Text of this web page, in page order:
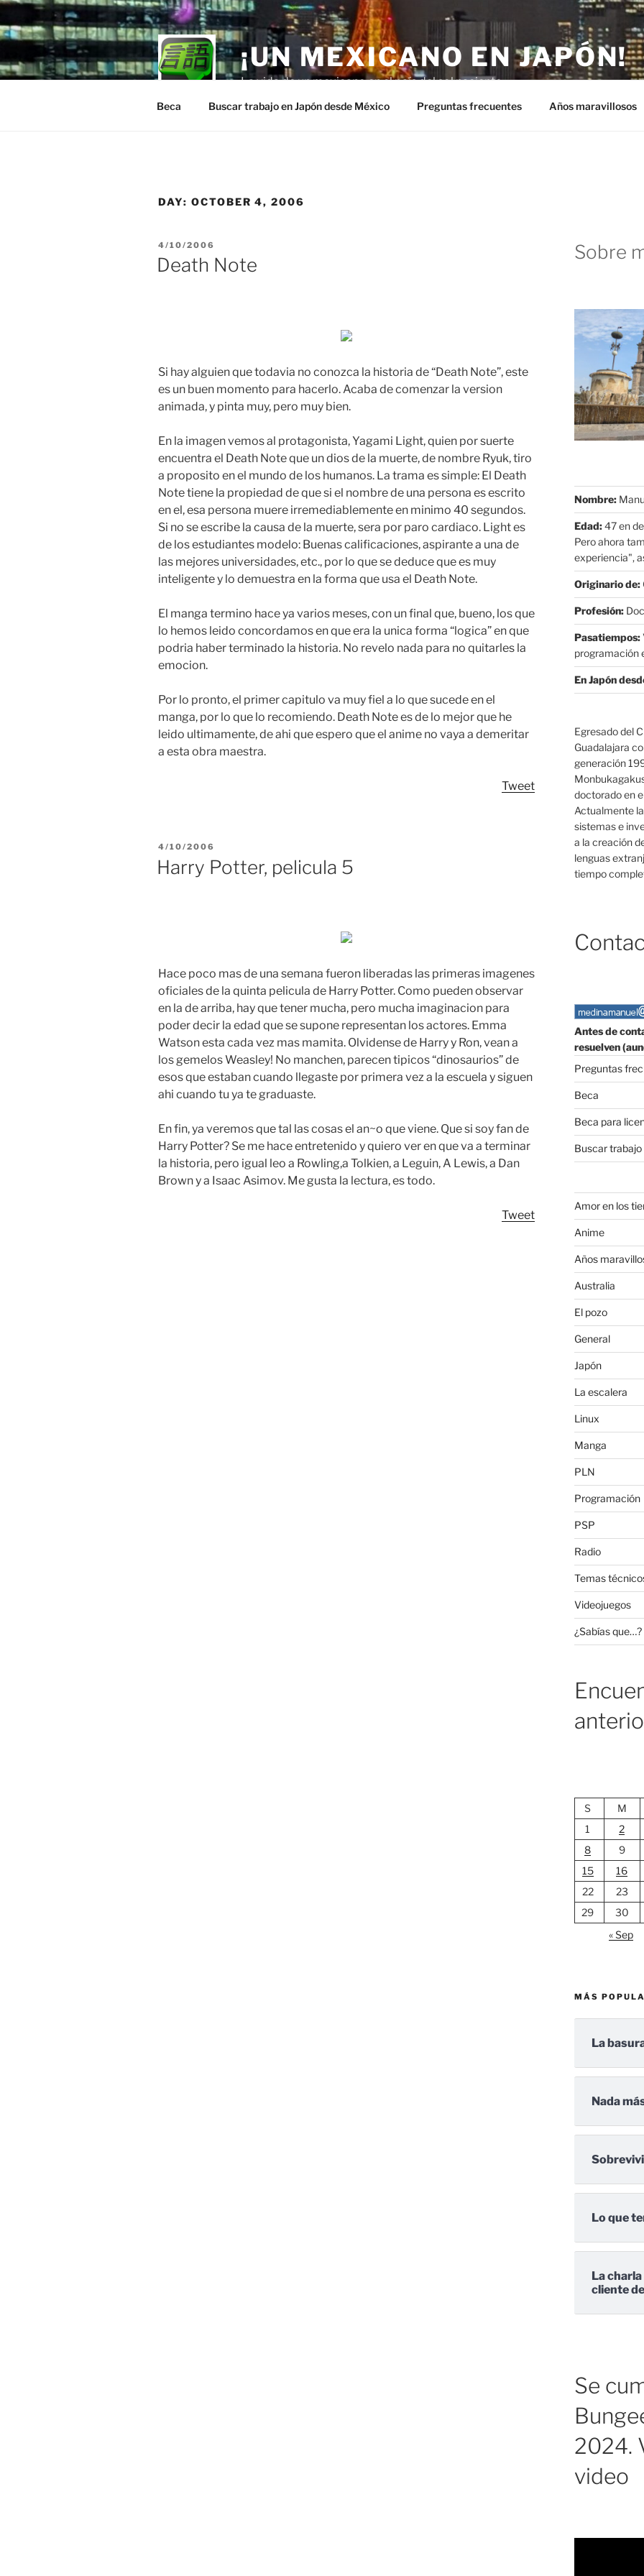
Skip
to
content
¡UN MEXICANO EN JAPÓN!
La vida de un mexicano en el país del sol naciente.
Beca Buscar trabajo en Japón desde México Preguntas frecuentes Años maravillosos
DAY: OCTOBER 4, 2006
POSTED
ON
4/10/2006
Death Note
Si hay alguien que todavia no conozca la historia de “Death Note”, este
es un buen momento para hacerlo. Acaba de comenzar la version
animada, y pinta muy, pero muy bien.
En la imagen vemos al protagonista, Yagami Light, quien por suerte
encuentra el Death Note que un dios de la muerte, de nombre Ryuk, tiro
a proposito en el mundo de los humanos. La trama es simple: El Death
Note tiene la propiedad de que si el nombre de una persona es escrito
en el, esa persona muere irremediablemente en minimo 40 segundos.
Si no se escribe la causa de la muerte, sera por paro cardiaco. Light es
de los estudiantes modelo: Buenas calificaciones, aspirante a una de
las mejores universidades, etc., por lo que se deduce que es muy
inteligente y lo demuestra en la forma que usa el Death Note.
El manga termino hace ya varios meses, con un final que, bueno, los que
lo hemos leido concordamos en que era la unica forma “logica” en que
podria haber terminado la historia. No revelo nada para no quitarles la
emocion.
Por lo pronto, el primer capitulo va muy fiel a lo que sucede en el
manga, por lo que lo recomiendo. Death Note es de lo mejor que he
leido ultimamente, de ahi que espero que el anime no vaya a demeritar
a esta obra maestra.
Tweet
POSTED
4/10/2006
Harry Potter, pelicula 5
Hace poco mas de una semana fueron liberadas las primeras imagenes
oficiales de la quinta pelicula de Harry Potter. Como pueden observar
en la de arriba, hay que tener mucha, pero mucha imaginacion para
poder decir la edad que se supone representan los actores. Emma
Watson esta cada vez mas mamita. Olvidense de Harry y Ron, vean a
los gemelos Weasley! No manchen, parecen tipicos “dinosaurios” de
esos que estaban cuando llegaste por primera vez a la escuela y siguen
ahi cuando tu ya te graduaste.
En fin, ya veremos que tal las cosas el an~o que viene. Que si soy fan de
Harry Potter? Se me hace entretenido y quiero ver en que va a terminar
la historia, pero igual leo a Rowling,a Tolkien, a Leguin, A Lewis, a Dan
Brown y a Isaac Asimov. Me gusta la lectura, es todo.
Tweet
Sobre
Nombre:
Edad:47 en
Pero ahora
experiencia",
Originario de:
Profesión:
Pasatiempos:
programación
En Japón
Egresado del
Guadalajara
generación
doctorado en
Actualmente
sistemas e
a la creación
lenguas
tiempo
Antes de
resuelven
Preguntas
Beca
Beca para
Buscar
Amor en los
Anime
Años
Australia
El pozo
General
Japón
La escalera
Linux
Manga
PLN
Programación
PSP
Radio
Temas
Videojuegos
¿Sabías que…?
S
M
1
2
8
9
15
16
22
23
29
30
« Sep
MÁS
La
Nada
Lo que
La
cliente
Se
2024.
video